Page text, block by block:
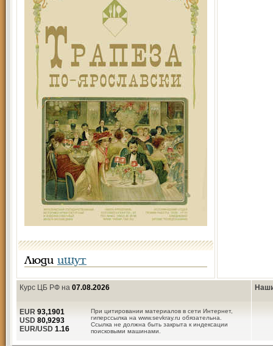
Люди ищут
Курс ЦБ РФ на 07.08.2026
При цитировании материалов в сети Интернет,
гиперссылка на www.sevkray.ru обязательна.
Ссылка не должна быть закрыта к индексации
поисковыми машинами.
EUR 93,1901
USD 80,9293
EUR/USD 1.16